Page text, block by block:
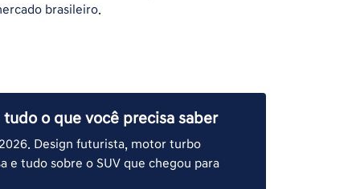
brasileiro.
o que você precisa saber
Design futurista, motor turbo
e tudo sobre o SUV que chegou para